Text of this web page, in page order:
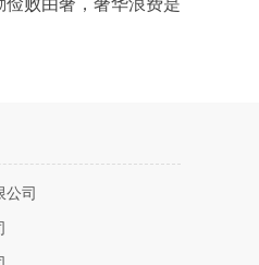
败由奢，奢华浪费是
司